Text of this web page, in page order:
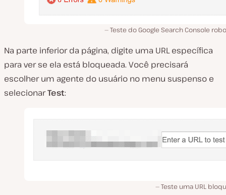
Teste do Google Search Console
Na parte inferior da página, digite uma URL específica
para ver se ela está bloqueada. Você precisará
escolher um agente do usuário no menu suspenso e
selecionarTest:
Teste uma URL